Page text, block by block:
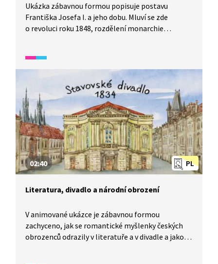
Ukázka zábavnou formou popisuje postavu
Františka Josefa I. a jeho dobu. Mluví se zde
o revoluci roku 1848, rozdělení monarchie
PL
02:40
Literatura, divadlo a národní obrození
V animované ukázce je zábavnou formou
zachyceno, jak se romantické myšlenky českých
obrozenců odrazily v literatuře a v divadle a jakou